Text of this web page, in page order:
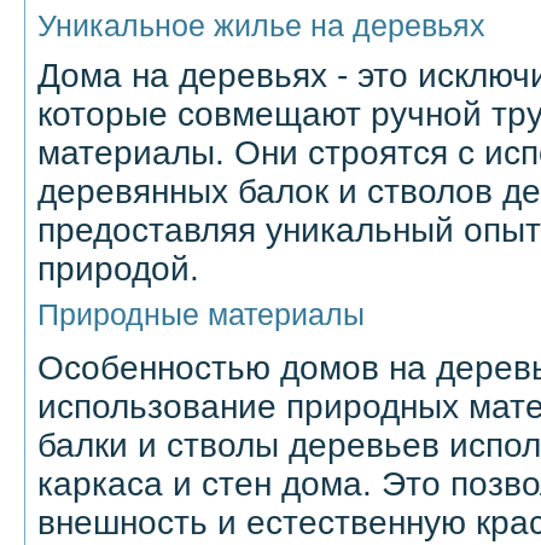
Уникальное жилье на деревьях
Дома на деревьях - это
которые совмещают ручной
материалы. Они строятся с
деревянных балок и стволов
предоставляя уникальный
природой.
Природные материалы
Особенностью домов на
использование природных
балки и стволы деревьев
каркаса и стен дома. Это
внешность и естественную